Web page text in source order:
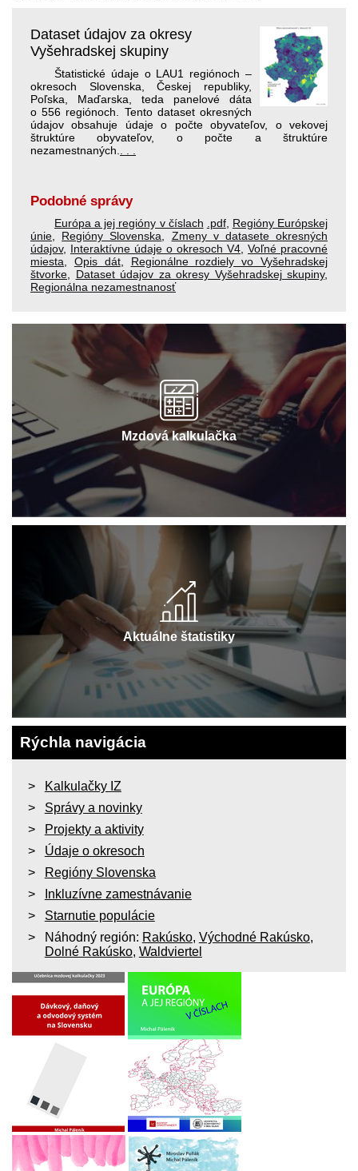
Dataset údajov za okresy
Vyšehradskej skupiny
Štatistické údaje o LAU1 regiónoch –
okresoch Slovenska, Českej republiky,
Poľska, Maďarska, teda panelové dáta
o 556 regiónoch. Tento dataset okresných
údajov obsahuje údaje o počte obyvateľov, o vekovej
štruktúre obyvateľov, o počte a štruktúre
nezamestnaných.
Podobné správy
Európa a jej regióny v číslach .pdf, Regióny Európskej
únie
Regióny Slovenska
Zmeny v datasete okresných
údajov, Interaktívne údaje o okresoch V4 Voľné pracovné
miesta
Opis dát, Regionálne rozdiely vo Vyšehradskej
štvorke
Dataset údajov za okresy Vyšehradskej skupiny,
Regionálna nezamestnanosť
Mzdová kalkulačka
Aktuálne štatistiky
Rýchla navigácia
Kalkulačky IZ
Správy a novinky
Projekty a aktivity
Údaje o okresoch
Regióny Slovenska
Inkluzívne zamestnávanie
Starnutie populácie
Náhodný región: Rakúsko, Východné Rakúsko,
Dolné Rakúsko, Waldviertel